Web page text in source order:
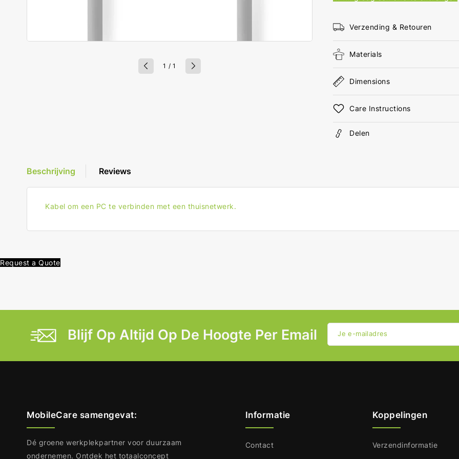
1 /van
1
1.50
Grijs
Grijs
Verzending & Retouren
Materials
Dimensions
Care Instructions
Delen
Beschrijving Reviews
Kabel om een PC te verbinden met een thuisnetwerk.
Request a Quote
Blijf Op Altijd Op De Hoogte Per Email Je e-mailadres
MobileCare samengevat:
Dé groene werkplekpartner voor duurzaam
ondernemen. Ontdek het totaalconcept
Informatie
Contact
Koppelingen
Verzendinformatie